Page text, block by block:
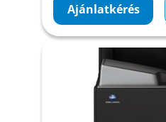
Ajánlatkérés